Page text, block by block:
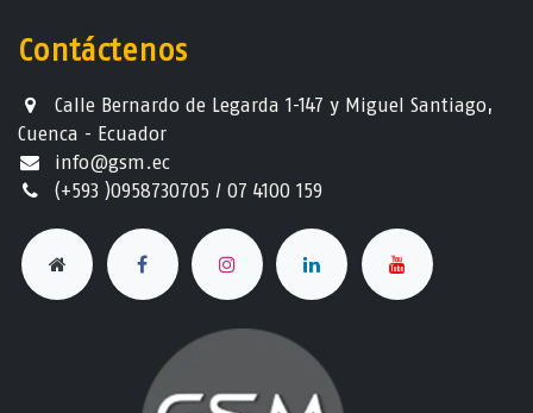
Contáctenos
Calle Bernardo de Legarda 1-147 y Miguel Santiago,
Cuenca - Ecuador
info@gsm.ec​
(+593 )0958730705 / 07 4100 159